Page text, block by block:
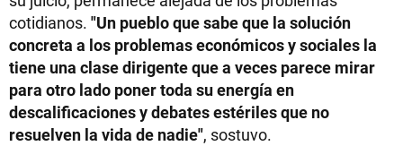
cotidianos. "Un pueblo que sabe que la solución
concreta a los problemas económicos y sociales la
tiene una clase dirigente que a veces parece mirar
para otro lado poner toda su energía en
descalificaciones y debates estériles que no
resuelven la vida de nadie", sostuvo.